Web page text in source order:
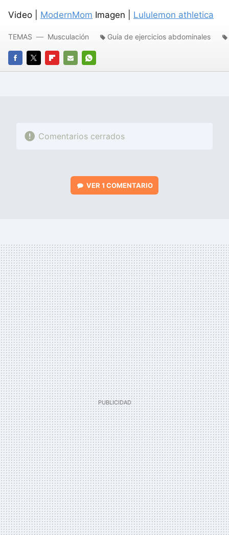
Video | ModernMom Imagen | Lululemon athletica
FACEBOOK
TWITTERFLIPBOARD
E-
WHATSAPP
TEMAS Musculación Guía de ejercicios abdominales
Comentarios cerrados
VER 1 COMENTARIO